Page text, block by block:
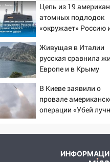
кровь: День донора
20:17
Ульяновская
неделю подряд
низкие цены на
19:33
Коровы-
Ульяновской
молока
18:20
В
года благоустроят
17:27
сирот получили
Цепь из 19
атомных подлодок
«окружает» Россию
первого
удара
Живущая в Италии
русская сравнила
Европе и в Крыму
В Киеве заявили о
провале
операции «Убей